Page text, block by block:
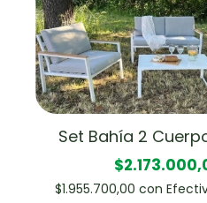
Set Bahía 2
$1.955.700,00 con